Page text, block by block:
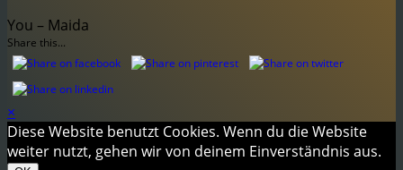
You – Maida
Share this...
×
Diese Website benutzt Cookies. Wenn du die Website
weiter nutzt, gehen wir von deinem Einverständnis aus.